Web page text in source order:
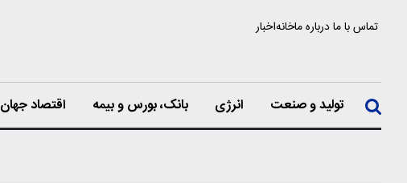
تماس با مادرباره ماخانهاخبار
تولید و صنعت انرژی بانک، بورس و بیمه اقتصاد جهان